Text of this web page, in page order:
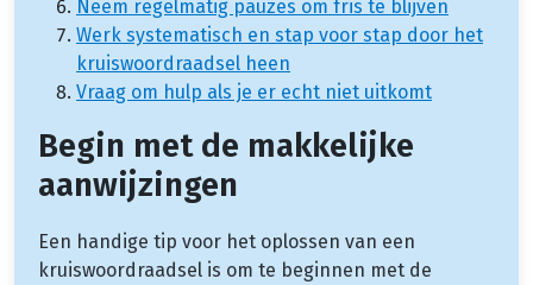
Neem regelmatig pauzes om fris te blijven
Werk systematisch en stap voor stap door het
kruiswoordraadsel heen
Vraag om hulp als je er echt niet uitkomt
Begin met de makkelijke
aanwijzingen
Een handige tip voor het oplossen van een
kruiswoordraadsel is om te beginnen met de